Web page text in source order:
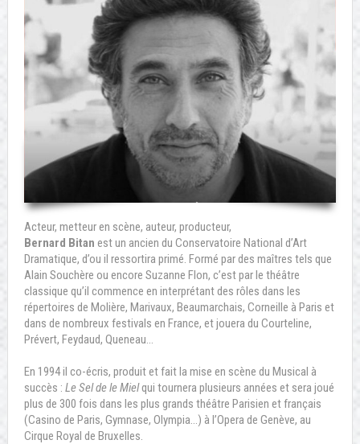
Acteur, metteur en scène, auteur, producteur,
Bernard Bitan est un ancien du Conservatoire National d’Art
Dramatique, d’ou il ressortira primé. Formé par des maîtres tels que
Alain Souchère ou encore Suzanne Flon, c’est par le théâtre
classique qu’il commence en interprétant des rôles dans les
répertoires de Molière, Marivaux, Beaumarchais, Corneille à Paris et
dans de nombreux festivals en France, et jouera du Courteline,
Prévert, Feydaud, Queneau…
En 1994 il co-écris, produit et fait la mise en scène du Musical à
succès : Le Sel de le Mielqui tournera plusieurs années et sera joué
plus de 300 fois dans les plus grands théâtre Parisien et français
(Casino de Paris, Gymnase, Olympia…) à l’Opera de Genève, au
Cirque Royal de Bruxelles.